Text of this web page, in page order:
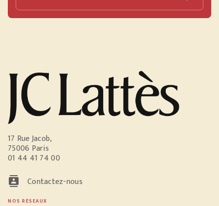
17 Rue Jacob,
75006 Paris
01 44 41 74 00
contacts Contactez-nous
NOS RÉSEAUX